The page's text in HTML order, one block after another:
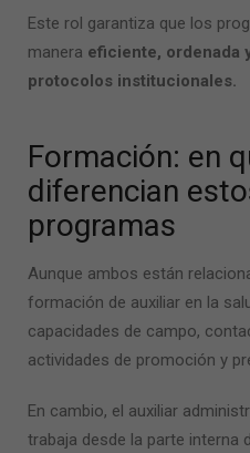
Este rol garantiza que los
manera eficiente, ordenada
protocolos institucionales.
Formación: en
diferencian
programas
Aunque ambos están
formación de auxiliar en la
capacidades de campo,
actividades de promoción y
En cambio, el auxiliar
trabaja desde la parte interna